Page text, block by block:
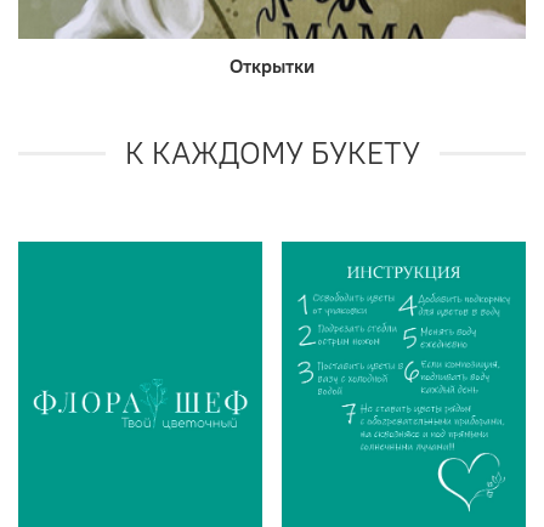
Открытки
К КАЖДОМУ БУКЕТУ